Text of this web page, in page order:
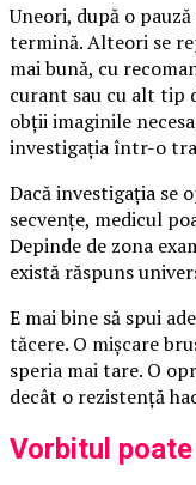
Uneori, după o
termină. Alteori se
mai bună, cu
curant sau cu alt tip
obții imaginile
investigația într-o
Dacă investigația se
secvențe, medicul
Depinde de zona
există răspuns
E mai bine să spui
tăcere. O mișcare
speria mai tare. O
decât o rezistență
Vorbitul